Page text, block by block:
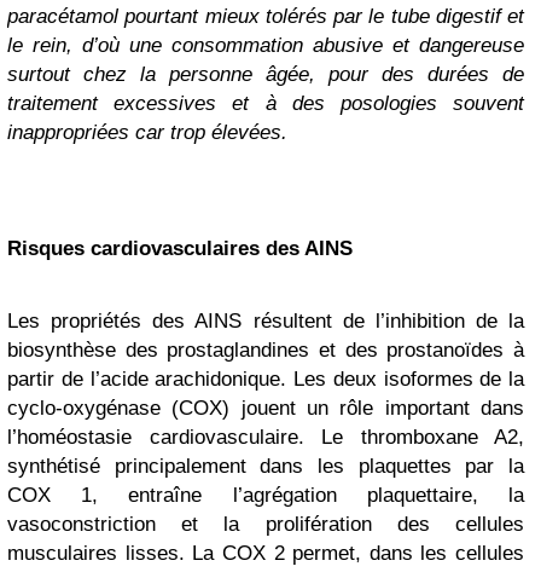
paracétamol pourtant mieux tolérés par le tube digestif et
le rein, d’où une consommation abusive et dangereuse
surtout chez la personne âgée, pour des durées de
traitement excessives et à des posologies souvent
inappropriées car trop élevées.
Risques cardiovasculaires des AINS
Les propriétés des AINS résultent de l’inhibition de la
biosynthèse des prostaglandines et des prostanoïdes à
partir de l’acide arachidonique. Les deux isoformes de la
cyclo-oxygénase (COX) jouent un rôle important dans
l’homéostasie cardiovasculaire. Le thromboxane A2,
synthétisé principalement dans les plaquettes par la
COX 1, entraîne l’agrégation plaquettaire, la
vasoconstriction et la prolifération des cellules
musculaires lisses. La COX 2 permet, dans les cellules